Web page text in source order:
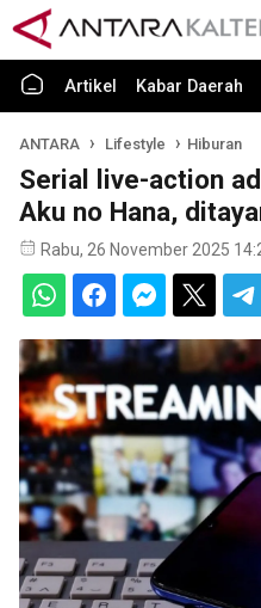
Artikel Kabar Daerah
ANTARA Lifestyle Hiburan
Serial live-action
Aku no Hana,
Rabu, 26 November 2025